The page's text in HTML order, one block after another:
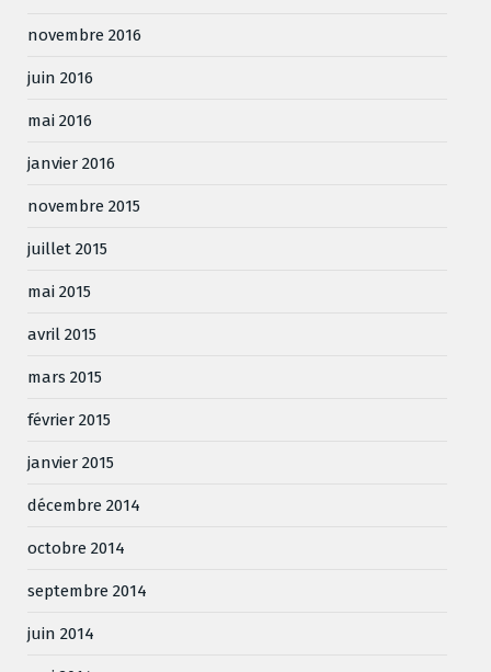
novembre 2016
juin 2016
mai 2016
janvier 2016
novembre 2015
juillet 2015
mai 2015
avril 2015
mars 2015
février 2015
janvier 2015
décembre 2014
octobre 2014
septembre 2014
juin 2014